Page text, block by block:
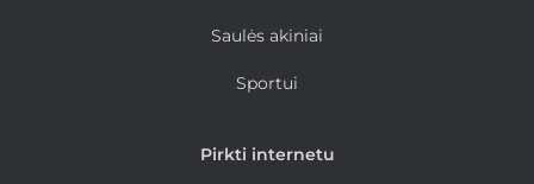
Saulės akiniai
Sportui
Pirkti internetu